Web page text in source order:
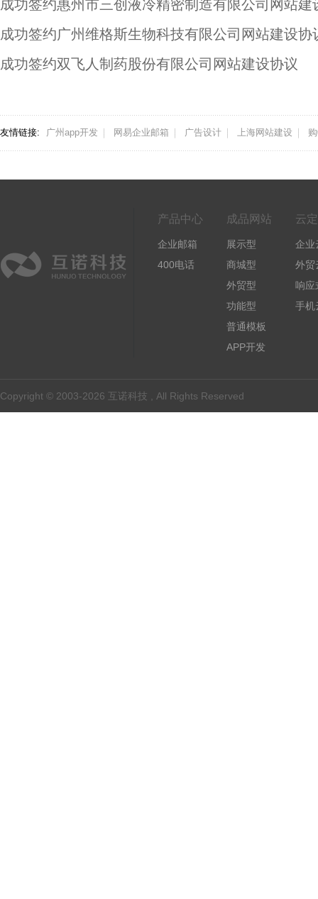
成功签约惠州市三创液冷精密制造有限公司网站建
成功签约广州维格斯生物科技有限公司网站建设协
成功签约双飞人制药股份有限公司网站建设协议
友情链接: 广州app开发 网易企业邮箱 广告设计 上海网站建设
产品中心
企业邮箱
400电话
成品网站
展示型
商城型
外贸型
功能型
普通模板
APP开发
云
企业
外贸
响应
手机
Copyright © 2003-2026 互诺科技 , All Rights Reserved